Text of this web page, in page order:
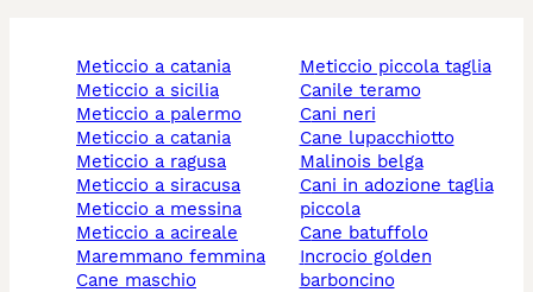
meticcio a catania
meticcio a sicilia
meticcio a palermo
meticcio a catania
meticcio a ragusa
meticcio a siracusa
meticcio a messina
meticcio a acireale
maremmano femmina
cane maschio
meticcio piccola taglia
canile teramo
cani neri
cane lupacchiotto
malinois belga
cani in adozione taglia
piccola
cane batuffolo
incrocio golden
barboncino